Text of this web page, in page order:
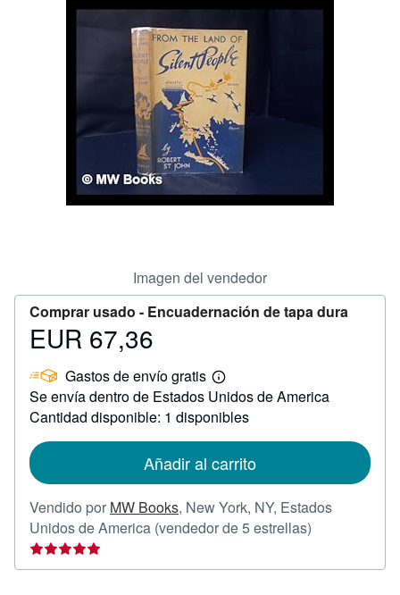
Arte y coleccionismo
CERRAR
Imagen del vendedor
Comprar usado - Encuadernación de tapa dura
Precio
67,36
EUR 67,36
Gastos de envío gratis
Más
información
sobre
las
envío
Se envía dentro de Estados Unidos de America
Cantidad disponible: 1 disponibles
Añadir al carrito
Vendido por MW Books, New York, NY, Estados
Unidos de America (vendedor de 5 estrellas)
vendedor: